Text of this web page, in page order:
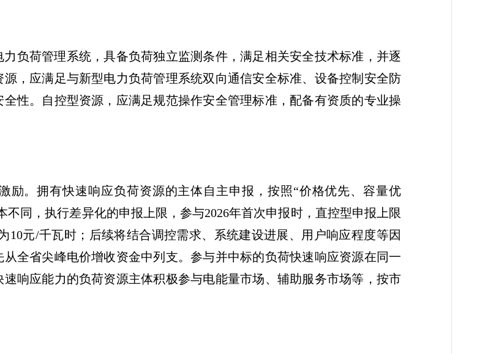
负荷管理系统，具备负荷独立监测条件，满足相关安全技术标准，并逐
，应满足与新型电力负荷管理系统双向通信安全标准、设备控制安全防
性。自控型资源，应满足规范操作安全管理标准，配备有资质的专业操
励。拥有快速响应负荷资源的主体自主申报，按照“价格优先、容量优
同，执行差异化的申报上限，参与2026年首次申报时，直控型申报上限
10元/千瓦时；后续将结合调控需求、系统建设进展、用户响应程度等因
全省尖峰电价增收资金中列支。参与并中标的负荷快速响应资源在同一
响应能力的负荷资源主体积极参与电能量市场、辅助服务市场等，按市